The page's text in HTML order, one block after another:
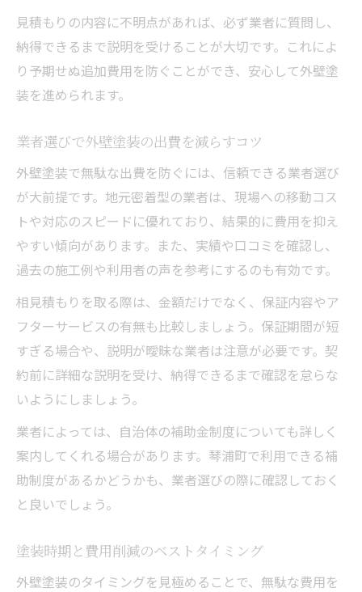
見積もりの内容に不明点があれば、必ず業者に質問し、
納得できるまで説明を受けることが大切です。これによ
り予期せぬ追加費用を防ぐことができ、安心して外壁塗
装を進められます。
業者選びで外壁塗装の出費を減らすコツ
外壁塗装で無駄な出費を防ぐには、信頼できる業者選び
が大前提です。地元密着型の業者は、現場への移動コス
トや対応のスピードに優れており、結果的に費用を抑え
やすい傾向があります。また、実績や口コミを確認し、
過去の施工例や利用者の声を参考にするのも有効です。
相見積もりを取る際は、金額だけでなく、保証内容やア
フターサービスの有無も比較しましょう。保証期間が短
すぎる場合や、説明が曖昧な業者は注意が必要です。契
約前に詳細な説明を受け、納得できるまで確認を怠らな
いようにしましょう。
業者によっては、自治体の補助金制度についても詳しく
案内してくれる場合があります。琴浦町で利用できる補
助制度があるかどうかも、業者選びの際に確認しておく
と良いでしょう。
塗装時期と費用削減のベストタイミング
外壁塗装のタイミングを見極めることで、無駄な費用を